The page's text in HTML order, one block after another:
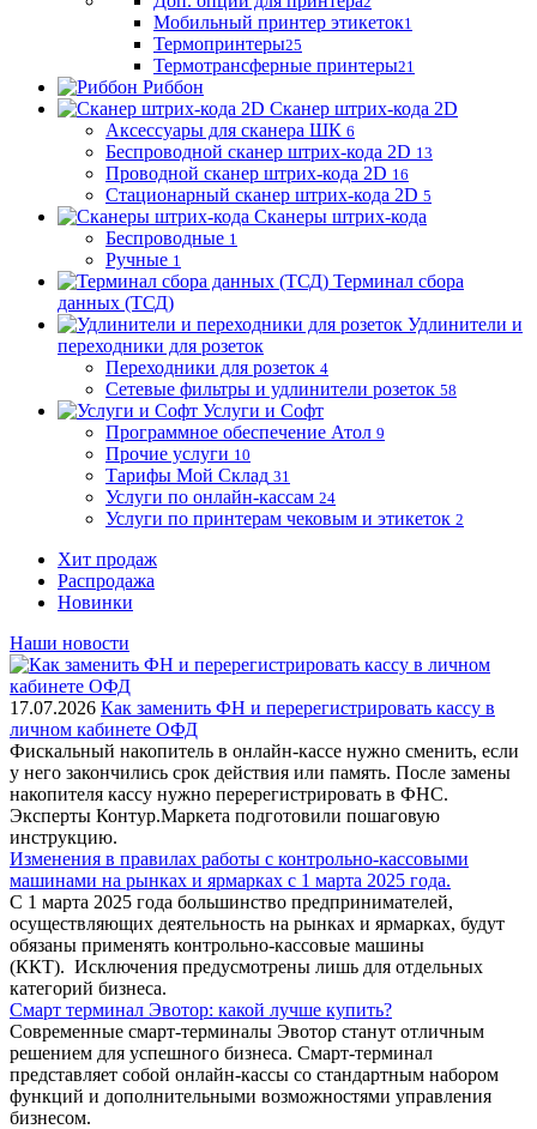
Мобильный принтер этикеток1
Термопринтеры25
Термотрансферные принтеры21
Риббон
Сканер штрих-кода 2D
Аксессуары для сканера ШК 6
Беспроводной сканер штрих-кода 2D 13
Проводной сканер штрих-кода 2D 16
Стационарный сканер штрих-кода 2D 5
Сканеры штрих-кода
Беспроводные 1
Ручные 1
Терминал сбора
данных (ТСД)
Удлинители и
переходники для розеток
Переходники для розеток 4
Сетевые фильтры и удлинители розеток 58
Услуги и Софт
Программное обеспечение Атол 9
Прочие услуги 10
Тарифы Мой Склад 31
Услуги по онлайн-кассам 24
Услуги по принтерам чековым и этикеток 2
Хит продаж
Распродажа
Новинки
Наши новости
17.07.2026 Как заменить ФН и перерегистрировать кассу в
личном кабинете ОФД
Фискальный накопитель в онлайн-кассе нужно сменить, если
у него закончились срок действия или память. После замены
накопителя кассу нужно перерегистрировать в ФНС.
Эксперты Контур.Маркета подготовили пошаговую
инструкцию.
Изменения в правилах работы с контрольно-кассовыми
машинами на рынках и ярмарках с 1 марта 2025 года.
С 1 марта 2025 года большинство предпринимателей,
осуществляющих деятельность на рынках и ярмарках, будут
обязаны применять контрольно-кассовые машины
(ККТ). Исключения предусмотрены лишь для отдельных
категорий бизнеса.
Смарт терминал Эвотор: какой лучше купить?
Современные смарт-терминалы Эвотор станут отличным
решением для успешного бизнеса. Смарт-терминал
представляет собой онлайн-кассы со стандартным набором
функций и дополнительными возможностями управления
бизнесом.